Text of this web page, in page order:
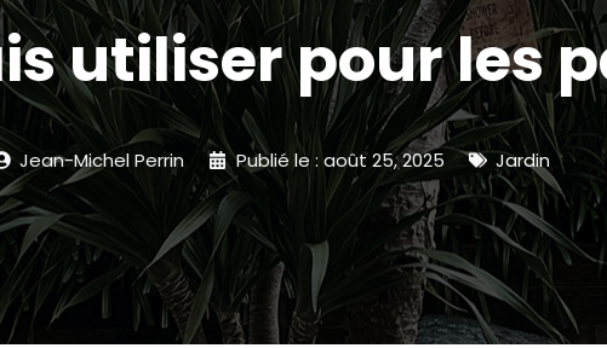
utiliser pour les
Jean-Michel Perrin Publié le : août 25, 2025 Jardin